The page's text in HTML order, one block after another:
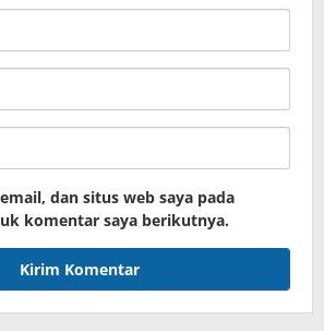
dan situs web saya pada
komentar saya berikutnya.